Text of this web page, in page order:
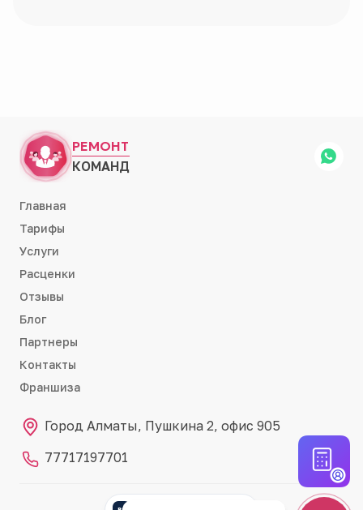
РЕМОНТ
КОМАНД
Главная
Тарифы
Услуги
Расценки
Отзывы
Блог
Партнеры
Контакты
Франшиза
Город Алматы, Пушкина 2, офис 905
77717197701